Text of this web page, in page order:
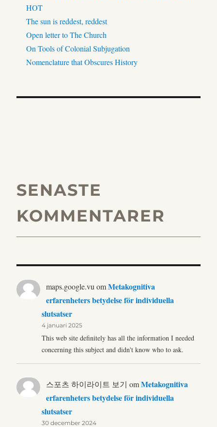
HOT
The sun is reddest, reddest
Open letter to The Church
On Tools of Colonial Subjugation
Nomenclature that Obscures History
SENASTE
KOMMENTARER
maps.google.vu omMetakognitiva
erfarenheters betydelse för individuella
slutsatser
4 januari 2025
This web site definitely has all the information I needed
concerning this subject and didn't know who to ask.
스포츠 하이라이트 보기 omMetakognitiva
erfarenheters betydelse för individuella
slutsatser
30 december 2024